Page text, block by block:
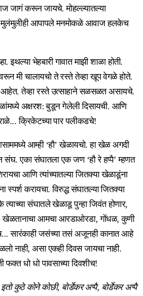
जागं करून जायचे. मोहल्ल्यातल्या
मुलंमुलीही आपापले मनमोकळे आवाज हलकेच
भेहबारी गावात माझी शाळा होती.
मी चालायचो ते रस्ते तेव्हा खूप वेगळे होते.
तेव्हा रस्ते उत्साहाने सळसळत असायचे.
अक्षरश: बुडून गेलेली दिसायची. आणि
क्रिकेटच्या पार पलीकडचे!
आम्ही ‘हौ’ खेळायचो. हा खेळ अगदी
संघ. एका संघातला एक जण ‘हौ रे हप्पै’ म्हणत
आणि त्यांच्यातल्या जितक्या खेळाडूंना
स्पर्श करायचा. विरुद्ध संघातल्या जितक्या
त्याच्या संघातले खेळाडू पुन्हा जिवंत होणार,
खेळतानाचा आमचा आरडाओरडा, गोंधळ, कुणी
सारंकाही जसंच्या तसं अजूनही कानात आहे
नाही, असा एकही दिवस जायचा नाही.
धो धो पावसाच्या दिवशीच!
इतो कुठे कोने कोछी, बोर्डेकर अप्पै, बोर्डेकर अप्पै